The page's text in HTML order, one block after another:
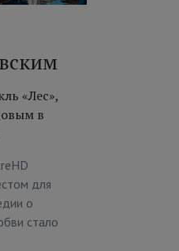
«Лес»,
в
для
о
стало